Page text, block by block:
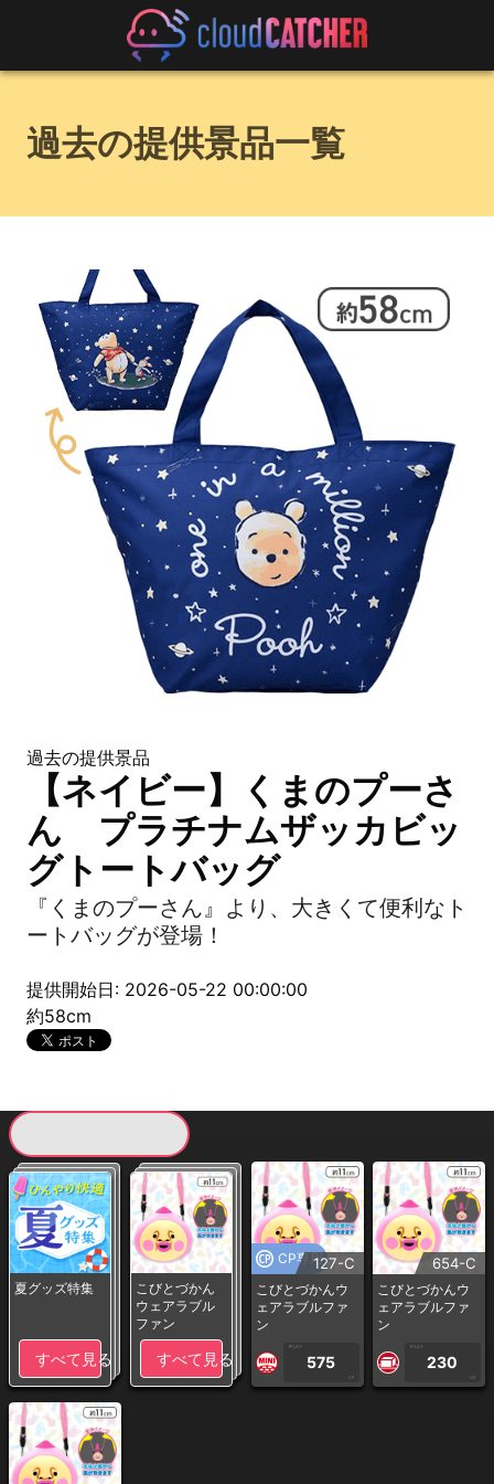
過去の提供景品一覧
過去の提供景品
【ネイビー】くまのプーさ
ん プラチナムザッカビッ
グトートバッグ
『くまのプーさん』より、大きくて便利なト
ートバッグが登場！
提供開始日: 2026-05-22 00:00:00
約58cm
夏グッズ特集
すべて見る
こびとづかん
ウェアラブル
ファン
すべて見る
CP専用127-C
こびとづかんウ
ェアラブルファ
ン
1PLAY
575
CP
654-C
こびとづかんウ
ェアラブルファ
ン
1PLAY
230
CP